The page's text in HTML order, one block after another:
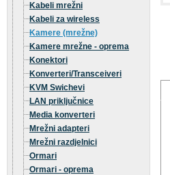
Kabeli mrežni
Kabeli za wireless
Kamere (mrežne)
Kamere mrežne - oprema
Konektori
Konverteri/Transceiveri
KVM Swichevi
LAN priključnice
Media konverteri
Mrežni adapteri
Mrežni razdjelnici
Ormari
Ormari - oprema